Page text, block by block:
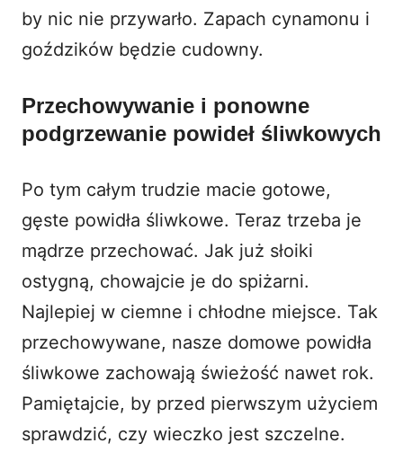
by nic nie przywarło. Zapach cynamonu i
goździków będzie cudowny.
Przechowywanie i ponowne
podgrzewanie powideł śliwkowych
Po tym całym trudzie macie gotowe,
gęste powidła śliwkowe. Teraz trzeba je
mądrze przechować. Jak już słoiki
ostygną, chowajcie je do spiżarni.
Najlepiej w ciemne i chłodne miejsce. Tak
przechowywane, nasze domowe powidła
śliwkowe zachowają świeżość nawet rok.
Pamiętajcie, by przed pierwszym użyciem
sprawdzić, czy wieczko jest szczelne.